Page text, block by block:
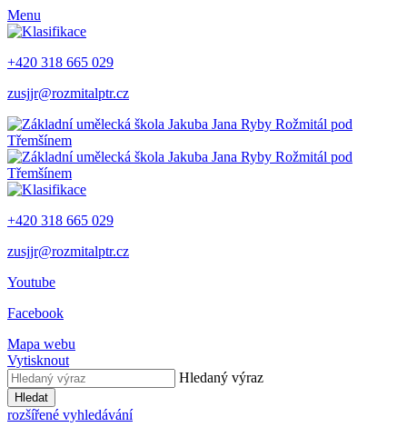
Menu
+420 318 665 029
zusjjr@rozmitalptr.cz
+420 318 665 029
zusjjr@rozmitalptr.cz
Youtube
Facebook
Mapa webu
Vytisknout
Hledaný výraz
Hledat
rozšířené vyhledávání